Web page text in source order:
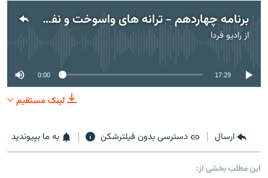
برنامه چهاردهم - ترانه های واسوخت و نفرت - قسمت اول
ازرادیو فردا
0:00 17:29
لینک مستقیم
ارسال دسترسی بدون فیلترشکن به ما بپیوندید
این مطلب بخشی از: